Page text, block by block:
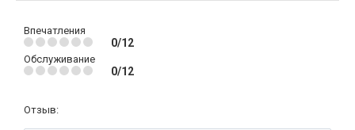
Впечатления
0/12
Обслуживание
0/12
Отзыв: